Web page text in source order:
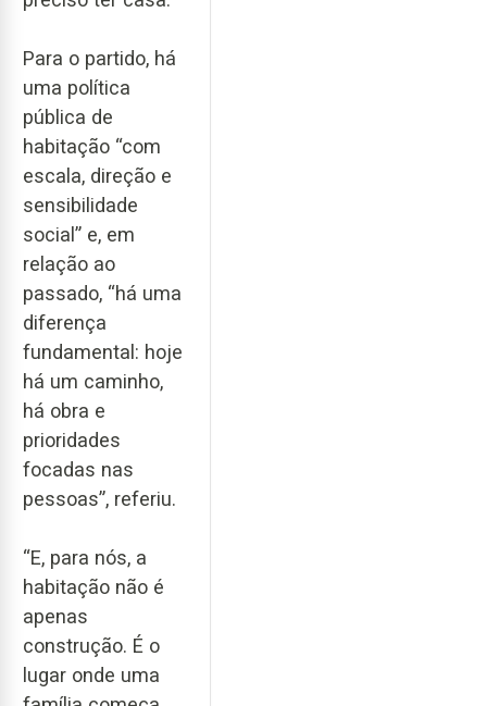
Para o partido, há
uma política
pública de
habitação “com
escala, direção e
sensibilidade
social” e, em
relação ao
passado, “há uma
diferença
fundamental: hoje
há um caminho,
há obra e
prioridades
focadas nas
pessoas”, referiu.
“E, para nós, a
habitação não é
apenas
construção. É o
lugar onde uma